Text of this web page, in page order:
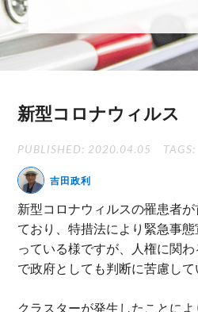
授業日程
生徒さんの声
講師ブログ
体験セミナーの
新型コロナウィルス
PUBLISHED: 2020.04.05 TAGS:
吉田政利
新型コロナウィルスの罹患者
ており、特措法により緊急事
っている様ですが、人権に関
で政府としても判断に苦慮して
クラスターが発生したことに